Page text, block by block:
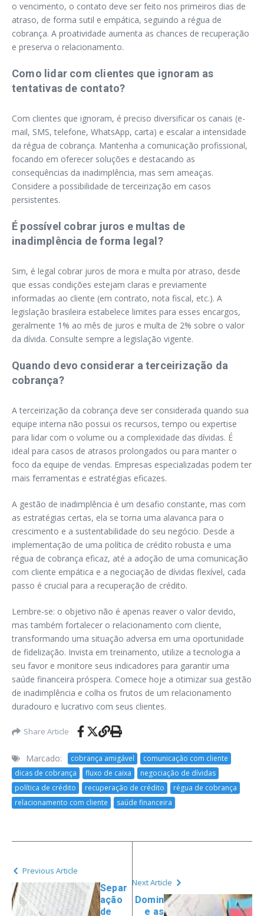
o vencimento, o contato deve ser feito nos primeiros dias de
atraso, de forma sutil e empática, seguindo a régua de
cobrança. A proatividade aumenta as chances de recuperação
e preserva o relacionamento.
Como lidar com clientes que ignoram as
tentativas de contato?
Com clientes que ignoram, é preciso diversificar os canais (e-
mail, SMS, telefone, WhatsApp, carta) e escalar a intensidade
da régua de cobrança. Mantenha a comunicação profissional,
focando em oferecer soluções e destacando as
consequências da inadimplência, mas sem ameaças.
Considere a possibilidade de terceirização em casos
persistentes.
É possível cobrar juros e multas de
inadimplência de forma legal?
Sim, é legal cobrar juros de mora e multa por atraso, desde
que essas condições estejam claras e previamente
informadas ao cliente (em contrato, nota fiscal, etc.). A
legislação brasileira estabelece limites para esses encargos,
geralmente 1% ao mês de juros e multa de 2% sobre o valor
da dívida. Consulte sempre a legislação vigente.
Quando devo considerar a terceirização da
cobrança?
A terceirização da cobrança deve ser considerada quando sua
equipe interna não possui os recursos, tempo ou expertise
para lidar com o volume ou a complexidade das dívidas. É
ideal para casos de atrasos prolongados ou para manter o
foco da equipe de vendas. Empresas especializadas podem ter
mais ferramentas e estratégias eficazes.
A gestão de inadimplência é um desafio constante, mas com
as estratégias certas, ela se torna uma alavanca para o
crescimento e a sustentabilidade do seu negócio. Desde a
implementação de uma política de crédito robusta e uma
régua de cobrança eficaz, até a adoção de uma comunicação
com cliente empática e a negociação de dívidas flexível, cada
passo é crucial para a recuperação de crédito.
Lembre-se: o objetivo não é apenas reaver o valor devido,
mas também fortalecer o relacionamento com cliente,
transformando uma situação adversa em uma oportunidade
de fidelização. Invista em treinamento, utilize a tecnologia a
seu favor e monitore seus indicadores para garantir uma
saúde financeira próspera. Comece hoje a otimizar sua gestão
de inadimplência e colha os frutos de um relacionamento
duradouro e lucrativo com seus clientes.
Share Article
Marcado: cobrança amigável
comunicação com cliente
dicas de cobrança
fluxo de caixa
negociação de dívidas
política de crédito
recuperação de crédito
régua de cobrança
relacionamento com cliente
saúde financeira
Previous Article
Separ
ação
de
Next Article
Domin
e as